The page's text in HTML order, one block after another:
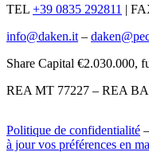
TEL +39 0835 292811 |
info@daken.it –
Share Capital €2.030.000,
REA MT 77227 – REA
Politique de confidentialité –
à jour vos préférences en